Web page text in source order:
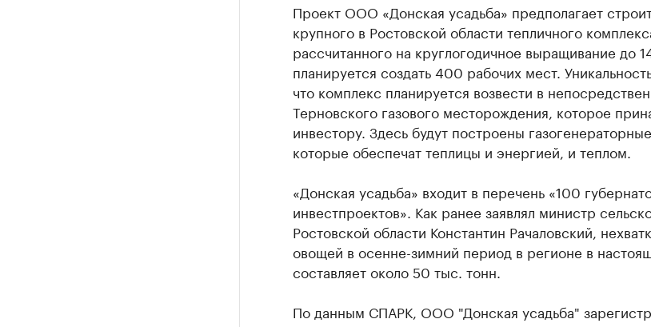
Проект ООО «Донская усадьба» предполагает
крупного в Ростовской области тепличного
рассчитанного на круглогодичное выращивание до
планируется создать 400 рабочих мест.
что комплекс планируется возвести в
Терновского газового месторождения, которое
инвестору. Здесь будут построены
которые обеспечат теплицы и энергией, и теплом.
«Донская усадьба» входит в перечень «100
инвестпроектов». Как ранее заявлял министр
Ростовской области Константин Рачаловский,
овощей в осенне-зимний период в регионе в
составляет около 50 тыс. тонн.
По данным СПАРК, ООО "Донская усадьба"